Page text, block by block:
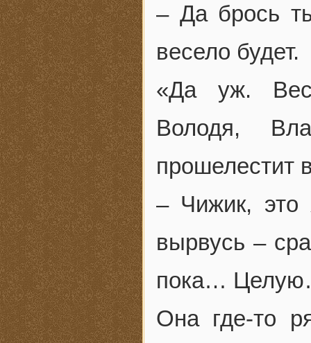
– Да брось
весело будет.
«Да уж.
Володя,
прошелестит
– Чижик,
вырвусь –
пока…
Она где-то